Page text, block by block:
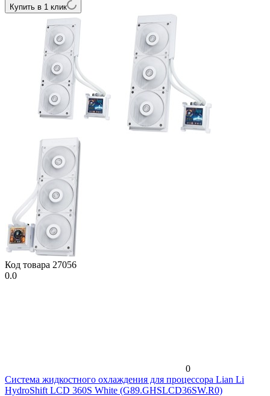
Купить в 1 клик
Код товара 27056
0.0
0
Система жидкостного охлаждения для процессора Lian Li
HydroShift LCD 360S White (G89.GHSLCD36SW.R0)